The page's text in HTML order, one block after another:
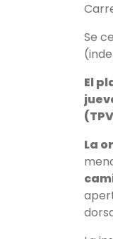
Se
El
La